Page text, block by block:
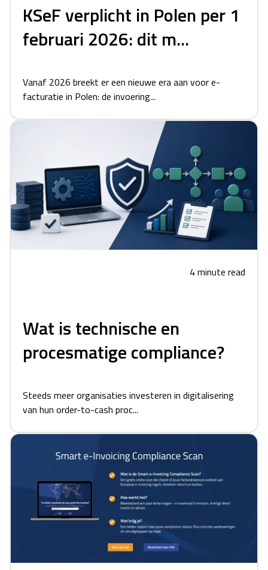
KSeF verplicht in Polen per 1
februari 2026: dit m...
Vanaf 2026 breekt er een nieuwe era aan voor e-
facturatie in Polen: de invoering...
4 minute read
Wat is technische en
procesmatige compliance?
Steeds meer organisaties investeren in digitalisering
van hun order-to-cash proc...